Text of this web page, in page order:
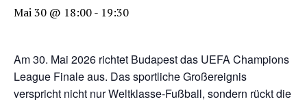
Mai 30 @ 18:00- 19:30
Am 30. Mai 2026 richtet Budapest das UEFA Champions
League Finale aus. Das sportliche Großereignis
verspricht nicht nur Weltklasse-Fußball, sondern rückt die